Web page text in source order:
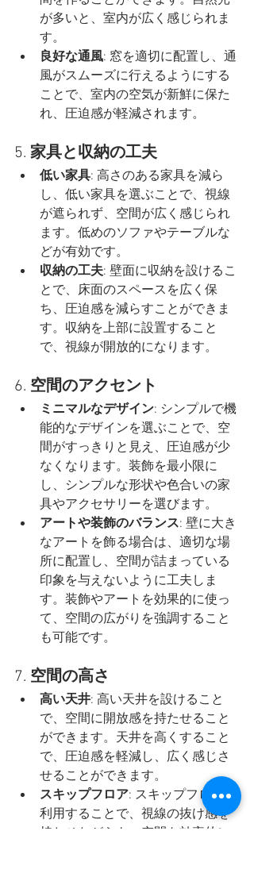
が多いと、室内が広く感じられま
す。
良好な通風: 窓を適切に配置し、通
風がスムーズに行えるようにする
ことで、室内の空気が新鮮に保た
れ、圧迫感が軽減されます。
5. 家具と収納の工夫
低い家具: 高さのある家具を減ら
し、低い家具を選ぶことで、視線
が遮られず、空間が広く感じられ
ます。低めのソファやテーブルな
どが有効です。
収納の工夫: 壁面に収納を設けるこ
とで、床面のスペースを広く保
ち、圧迫感を減らすことができま
す。収納を上部に設置すること
で、視線が開放的になります。
6. 空間のアクセント
ミニマルなデザイン: シンプルで機
能的なデザインを選ぶことで、空
間がすっきりと見え、圧迫感が少
なくなります。装飾を最小限に
し、シンプルな形状や色合いの家
具やアクセサリーを選びます。
アートや装飾のバランス: 壁に大き
なアートを飾る場合は、適切な場
所に配置し、空間が詰まっている
印象を与えないように工夫しま
す。装飾やアートを効果的に使っ
て、空間の広がりを強調すること
も可能です。
7. 空間の高さ
高い天井: 高い天井を設けること
で、空間に開放感を持たせること
ができます。天井を高くすること
で、圧迫感を軽減し、広く感じさ
せることができます。
スキップフロア: スキップフロアを
利用することで、視線の抜け感を
持たせながらも、空間を効率的に